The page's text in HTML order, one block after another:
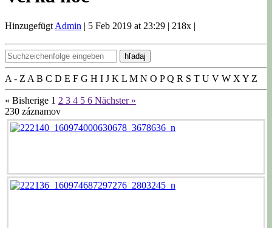
Hinzugefügt Admin | 5 Feb 2019 at 23:29 | 218x |
hľadaj
A - Z A B C D E F G H I J K L M N O PQ R S T U V W X Y Z
« Bisherige 1 2 3 4 5 6 Nächster »
230 záznamov